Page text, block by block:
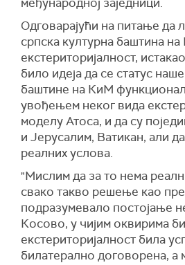
Одговарајући на питање да
српска културна баштина
екстериторијалност,
било идеја да се статус
баштине на КиМ
увођењем неког вида
моделу Атоса, и да су
и Јерусалим, Ватикан, али
реалних услова.
"Мислим да за то нема
свако такво решење као
подразумевало постојање
Косово, у чијим оквирима би
екстериторијалност била
билатерално договорена, а